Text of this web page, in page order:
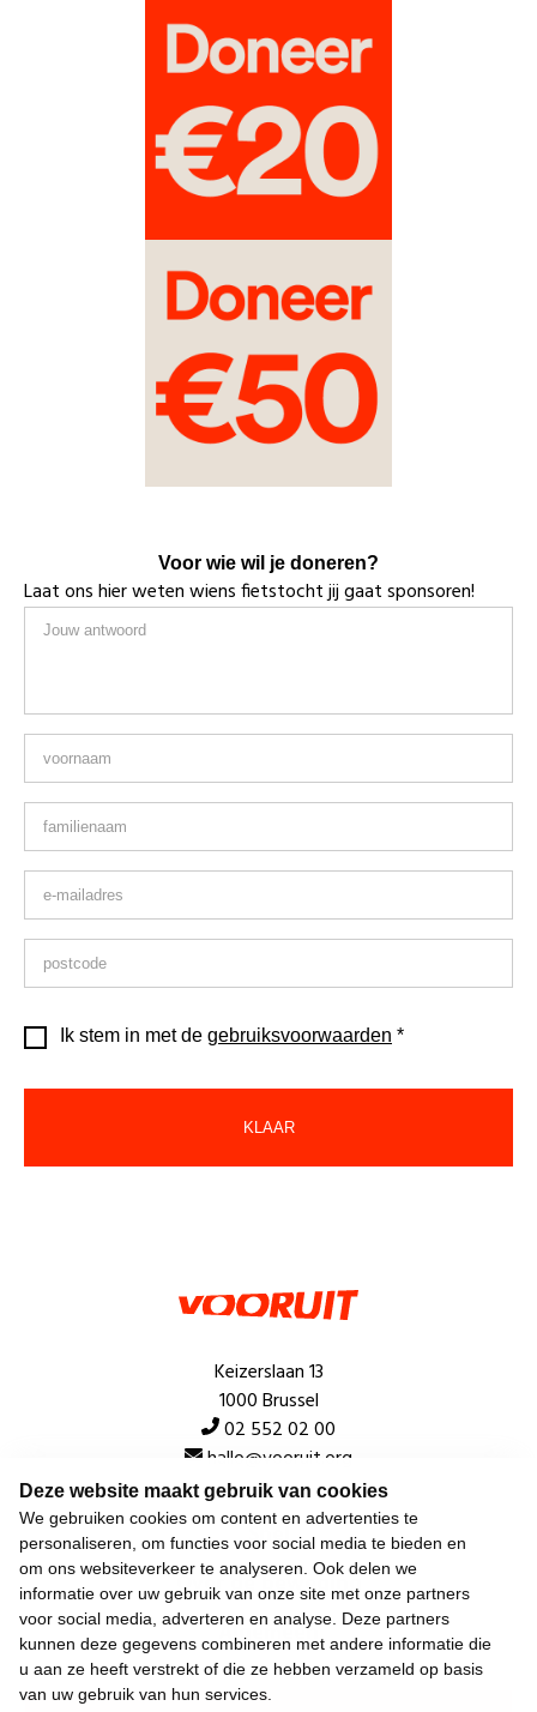
Deze website maakt gebruik van cookies
We gebruiken cookies om content en advertenties te
personaliseren, om functies voor social media te bieden en
om ons websiteverkeer te analyseren. Ook delen we
informatie over uw gebruik van onze site met onze partners
voor social media, adverteren en analyse. Deze partners
kunnen deze gegevens combineren met andere informatie die
u aan ze heeft verstrekt of die ze hebben verzameld op basis
van uw gebruik van hun services.
Voor wie wil je doneren?
Laat ons hier weten wiens fietstocht jij gaat sponsoren!
Ik stem in met de gebruiksvoorwaarden *
Keizerslaan 13
1000 Brussel
02 552 02 00
hallo@vooruit.org
Snel
Over de beweging
Algemeen